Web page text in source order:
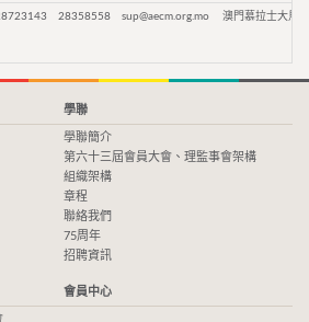
28358558 sup@aecm.org.mo 澳門慕拉士大馬
學聯
學聯簡介
第六十三屆會員大會、理監事會架構
組織架構
章程
聯絡我們
75周年
招聘資訊
會員中心